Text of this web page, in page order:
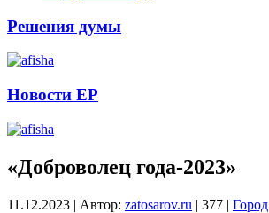
Решения думы
Новости ЕР
«Доброволец года-2023»
11.12.2023 | Автор: zatosarov.ru | 377 | Город